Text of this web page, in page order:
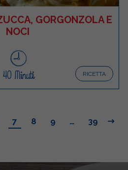
GORGONZOLA E
NOCI
RICETTA
40 Minuti
7 8 9 … 39